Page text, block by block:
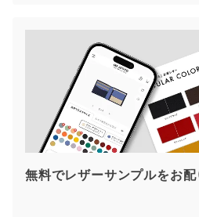
無料でレザーサンプルをお配